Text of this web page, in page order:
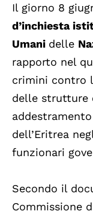
Il giorno 8
d’inchiesta
Umani delle
rapporto nel
crimini contro
delle strutture
dell’Eritrea
funzionari
Secondo il
Commissione